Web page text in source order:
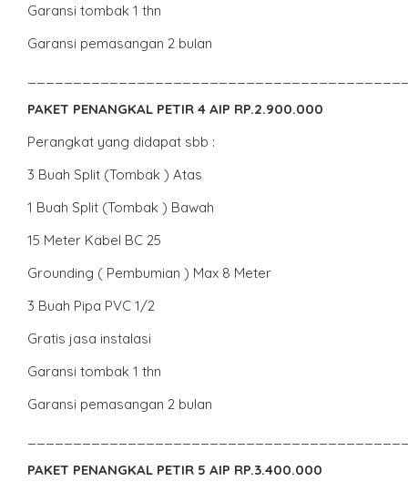
Garansi tombak 1 thn
Garansi pemasangan 2 bulan
PAKET PENANGKAL PETIR 4 AIP RP.2.900.000
Perangkat yang didapat sbb :
3 Buah Split (Tombak ) Atas
1 Buah Split (Tombak ) Bawah
15 Meter Kabel BC 25
Grounding ( Pembumian ) Max 8 Meter
3 Buah Pipa PVC 1/2
Gratis jasa instalasi
Garansi tombak 1 thn
Garansi pemasangan 2 bulan
PAKET PENANGKAL PETIR 5 AIP RP.3.400.000